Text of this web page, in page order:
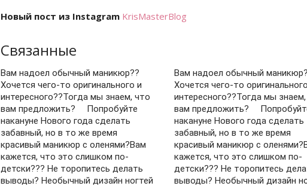
Новый пост из Instagram KrisMasterBlog
Связанные
Вам надоел обычный маникюр??
Хочется чего-то оригинального и
интересного??Тогда мы знаем, что
вам предложить? ⠀ Попробуйте
накануне Нового года сделать
забавный, но в то же время
красивый маникюр с оленями?Вам
кажется, что это слишком по-
детски??? Не торопитесь делать
выводы? Необычный дизайн ногтей
Вам надоел обычный
Хочется чего-то
интересного??Тогда мы
вам предложить? ⠀
накануне Нового года сделать
забавный, но в то же время
красивый маникюр с
кажется, что это слишком по-
детски??? Не торопитесь
выводы? Необычный дизайн